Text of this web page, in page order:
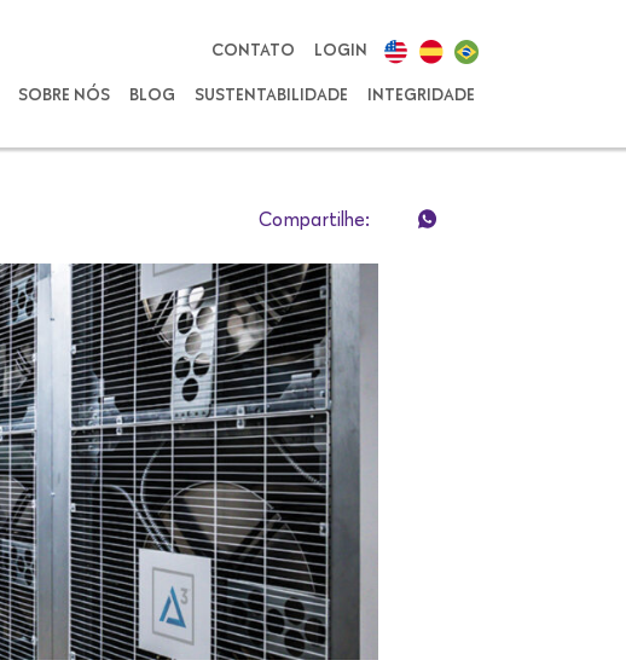
CONTATO LOGIN
SOBRE NÓS BLOG SUSTENTABILIDADE INTEGRIDADE
Compartilhe: